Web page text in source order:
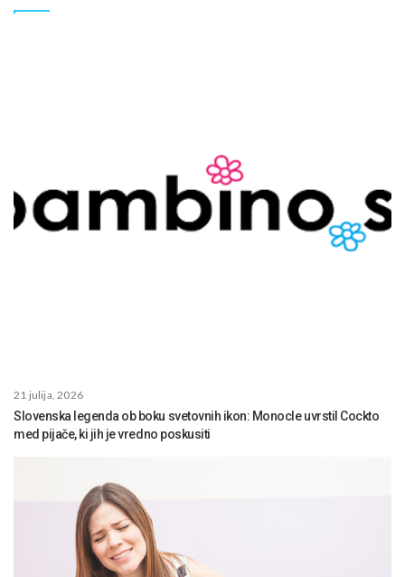
21 julija, 2026
Slovenska legenda ob boku svetovnih ikon: Monocle uvrstil Cockto
med pijače, ki jih je vredno poskusiti